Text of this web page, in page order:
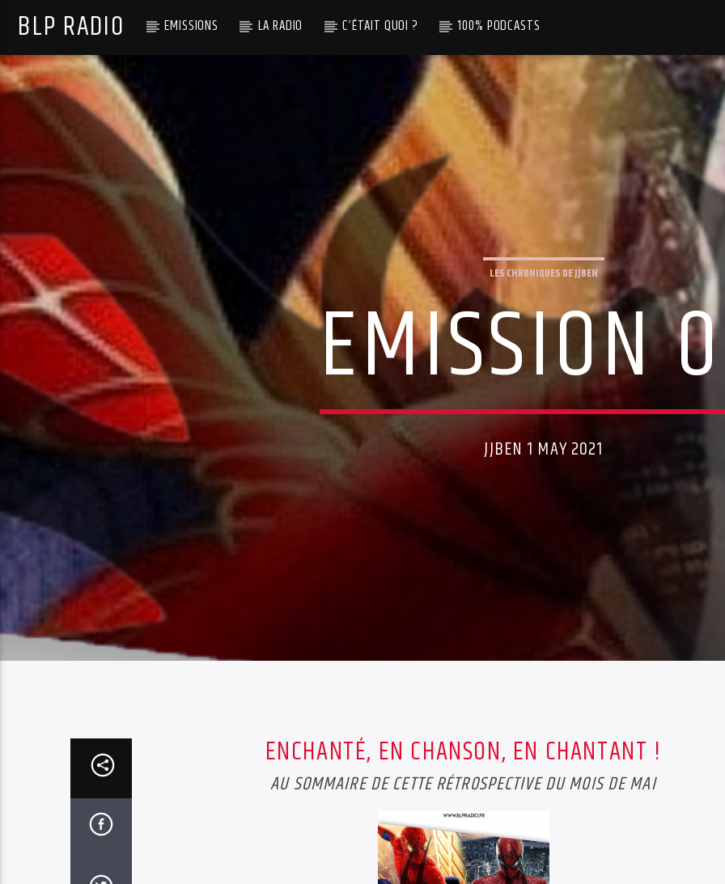
BLP RADIO EMISSIONS LA RADIO C’ÉTAIT QUOI ? 100% PODCASTS
LES CHRONIQUES DE JJBEN
EMISSION
JJBEN 1 MAY 2021
ENCHANTÉ, EN CHANSON, EN CHANTANT !
AU SOMMAIRE DE CETTE RÉTROSPECTIVE DU MOIS DE MAI